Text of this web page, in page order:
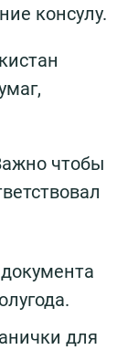
консулу.
чтобы
для